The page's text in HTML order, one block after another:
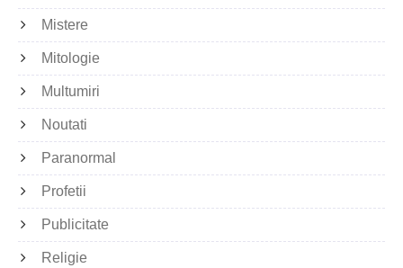
Mistere
Mitologie
Multumiri
Noutati
Paranormal
Profetii
Publicitate
Religie